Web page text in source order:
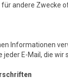
andere Zwecke
Informationen
E-Mail, die wir